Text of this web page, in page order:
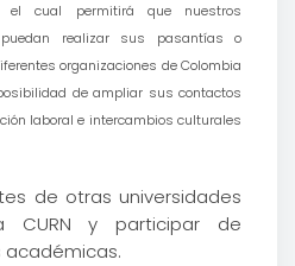
el cual permitirá que nuestros
realizar sus pasantías o
organizaciones de Colombia
de ampliar sus contactos
laboral e intercambios culturales
de otras universidades
CURN y participar de